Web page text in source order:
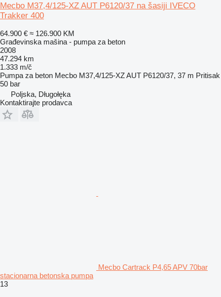
Mecbo M37,4/125-XZ AUT P6120/37 na šasiji IVECO
Trakker 400
64.900 € ≈ 126.900 KM
Građevinska mašina - pumpa za beton
2008
47.294 km
1.333 m/č
Pumpa za beton Mecbo M37,4/125-XZ AUT P6120/37, 37 m Pritisak
50 bar
Poljska, Długołęka
Kontaktirajte prodavca
Mecbo Cartrack P4,65 APV 70bar
stacionarna betonska pumpa
13